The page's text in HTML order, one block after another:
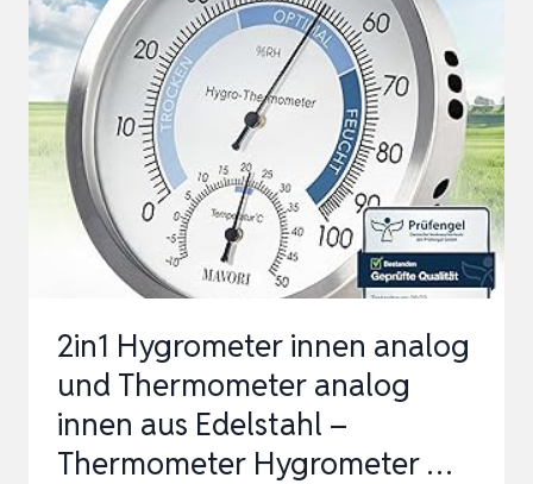
BAROMETER,
HYGROMETER
&
THERMOMETER
(Ø
13,5
CM)
SE…
2in1 Hygrometer innen analog
und Thermometer analog
innen aus Edelstahl –
Thermometer Hygrometer …